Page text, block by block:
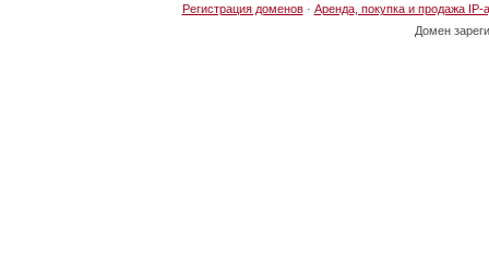
Регистрация доменов· Аренда, покупка и продажа IP-
Домен